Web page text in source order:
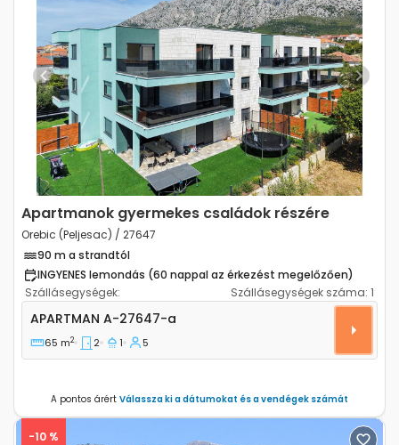
Previous Next
Apartmanok gyermekes családok részére
Orebic (Peljesac) / 27647
90 m a strandtól
INGYENES lemondás (60 nappal az érkezést megelőzően)
Szállásegységek:
Szállásegységek száma: 1
Kétszobás apartman Orebic (Peljesac) A-27647-a
APARTMAN A-27647-a
65 m2 2 1 5
A pontos árért Válassza ki a dátumokat és a vendégek számát
-10 %